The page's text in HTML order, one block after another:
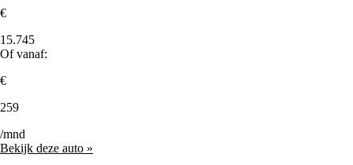
€
15.745
Of vanaf:
€
259
/mnd
Bekijk deze auto »